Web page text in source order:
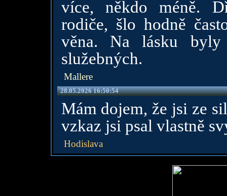
více, někdo méně.
rodiče, šlo hodně
věna. Na lásku
služebných.
Mallere
28.05.2026 16:50:54
Mám dojem, že jsi ze
vzkaz jsi psal vlastně
Hodislava